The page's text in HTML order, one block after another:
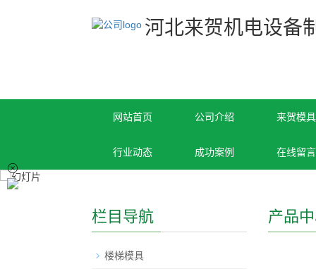
河北来贺机电设备
网站首页 公司介绍 来贺模
行业动态 成功案例 在线留言
产品
栏目导航
楼梯模具